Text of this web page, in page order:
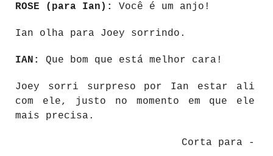
ROSE (para Ian): Você é um anjo!
Ian olha para Joey sorrindo.
IAN: Que bom que está melhor cara!
Joey sorri surpreso por Ian estar ali
com ele, justo no momento em que ele
mais precisa.
Corta para -